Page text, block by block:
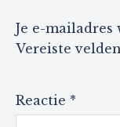
Je e-
Vereiste
Reactie *